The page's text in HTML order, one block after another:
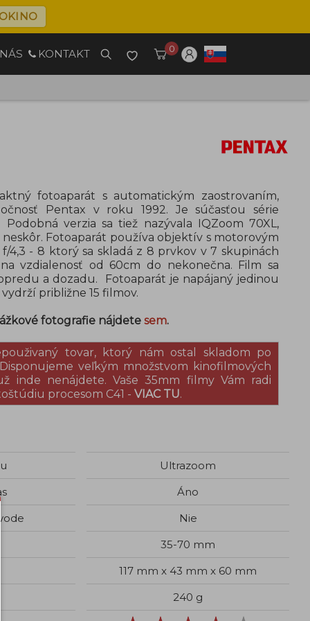
KONTAKT 0
fotoaparát s automatickým zaostrovaním,
Pentax v roku 1992. Je súčasťou série
Podobná verzia sa tiež nazývala IQZoom 70XL,
Fotoaparát používa objektív s motorovým
4,3 - 8 ktorý sa skladá z 8 prvkov v 7 skupinách
vzdialenosť od 60cm do nekonečna. Film sa
a dozadu. Fotoaparát je napájaný jedinou
približne 15 filmov.
fotografie nájdete sem.
tovar, ktorý nám ostal skladom po
veľkým množstvom kinofilmových
inde nenájdete. Vaše 35mm filmy Vám radi
procesom C41 - VIAC TU.
Ultrazoom
Áno
Nie
35-70 mm
117 mm x 43 mm x 60 mm
240 g